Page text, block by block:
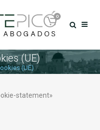
0
(UE)
(UE)
statement»